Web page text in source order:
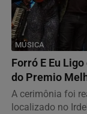
MÚSICA
Forró E Eu
do Premio
A cerimônia foi
localizado no